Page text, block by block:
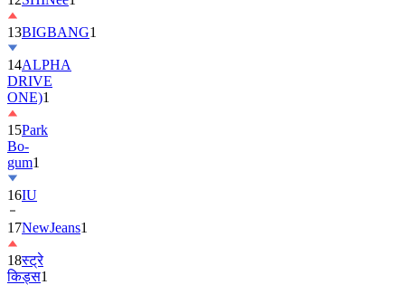
13BIGBANG1
14ALPHA
DRIVE
ONE)1
15Park
Bo-
gum1
16IU
17NewJeans1
18स्ट्रे
किड्स1